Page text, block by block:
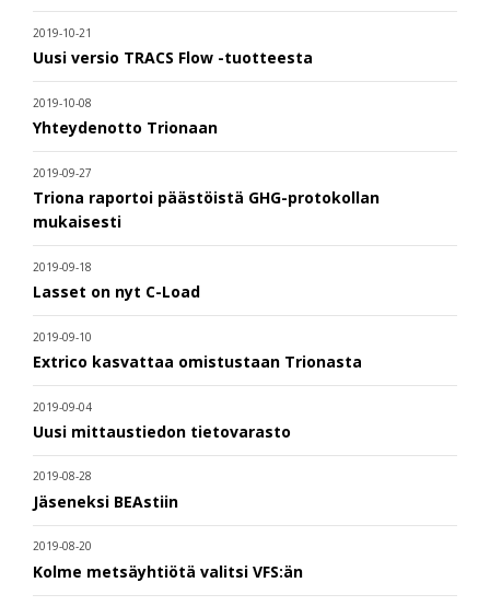
2019-10-21
Uusi versio TRACS Flow -tuotteesta
2019-10-08
Yhteydenotto Trionaan
2019-09-27
Triona raportoi päästöistä GHG-protokollan
mukaisesti
2019-09-18
Lasset on nyt C-Load
2019-09-10
Extrico kasvattaa omistustaan Trionasta
2019-09-04
Uusi mittaustiedon tietovarasto
2019-08-28
Jäseneksi BEAstiin
2019-08-20
Kolme metsäyhtiötä valitsi VFS:än